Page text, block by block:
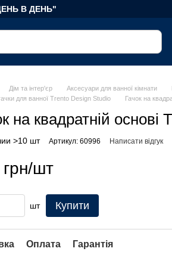
В ДЕНЬ"
Дім та інтер'єр Аксесуари для ванної кімнати
для ванної Trento Design Studio
Гачок на
на квадратній основі
>10 шт Артикул: 60996 Написати відгук
шт
шт Купити
Оплата Гарантія